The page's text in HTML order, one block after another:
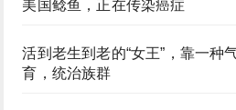
美国鲶鱼，正在传染癌症
活到老生到老的“女王”，靠一种
育，统治族群